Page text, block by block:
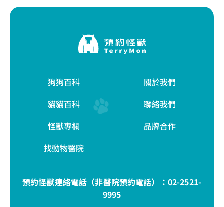
狗狗百科
貓貓百科
怪獸專欄
找動物醫院
關於我們
聯絡我們
品牌合作
預約怪獸連絡電話（非醫院預約電話）： 02-2521-
9995